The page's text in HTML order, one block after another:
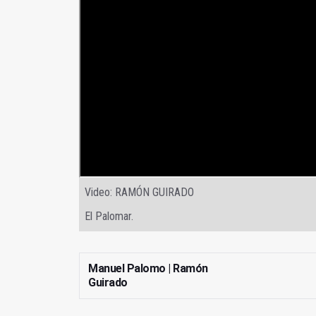
Video: RAMÓN GUIRADO
El Palomar.
Manuel Palomo | Ramón
Guirado